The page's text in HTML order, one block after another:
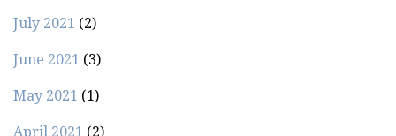
July 2021 (2)
June 2021 (3)
May 2021 (1)
April 2021 (2)